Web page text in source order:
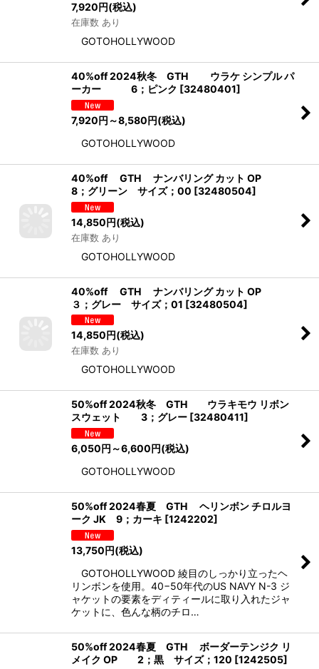
7,920円(税込)
在庫数 あり
GOTOHOLLYWOOD
40%off 2024秋冬 GTH ウラケ シンプル パ
ーカー 6；ピンク [32480401]
7,920円 ～8,580円(税込)
GOTOHOLLYWOOD
40%off GTH ナンバリング カット OP
8；グリーン サイズ；00 [32480504]
14,850円(税込)
在庫数 あり
GOTOHOLLYWOOD
40%off GTH ナンバリング カット OP
３；グレー サイズ；01 [32480504]
14,850円(税込)
在庫数 あり
GOTOHOLLYWOOD
50%off 2024秋冬 GTH ウラキモウ リボン
スウェット 3；グレー [32480411]
6,050円 ～6,600円(税込)
GOTOHOLLYWOOD
50%off 2024春夏 GTH ヘリンボン チロルヨ
ーク JK 9；カーキ [1242202]
13,750円(税込)
GOTOHOLLYWOOD 綾目のしっかり立ったヘ
リンボンを使用。40−50年代のUS NAVY N-3 ジ
ャケットの要素をディティールに取り入れたジャ
ケットに、色んな柄のチロ…
50%off 2024春夏 GTH ボーダーテンジク リ
メイク OP 2；黒 サイズ；120 [1242505]